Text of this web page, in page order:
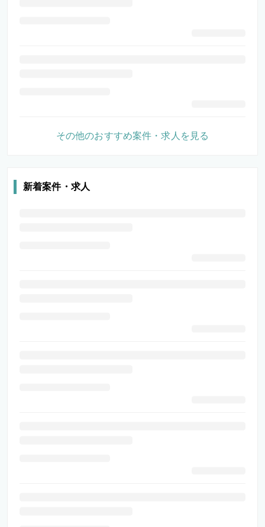
その他のおすすめ案件・求人を見る
新着案件・求人